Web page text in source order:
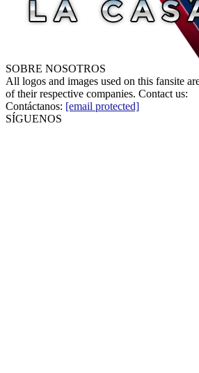
SOBRE NOSOTROS
All logos and images used on this fansite
of their respective companies. Contact us:
Contáctanos: [email protected]
SÍGUENOS